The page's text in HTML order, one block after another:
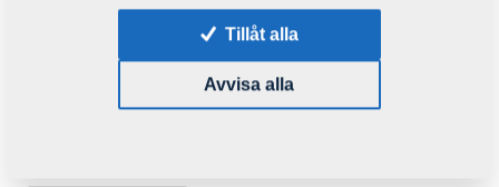
Produktkod: 3009600
Ursprungligt katalognummer: 3004091
Tillåt alla
Avvisa alla